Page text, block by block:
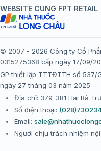
Chính sách đổi trả gói,
FPT Long Châu
Thể lệ chương trình “Tích
WEBSITE CÙNG FPT RETAIL
© 2007 - 2026 Công ty Cổ
0315275368 cấp ngày 17/09/
GP thiết lập TTTĐTTH số 537/
ngày 27 tháng 03 năm 2025
Địa chỉ: 379-381 Hai Bà
Số điện thoại:
Email:
Người chịu trách nhiệm